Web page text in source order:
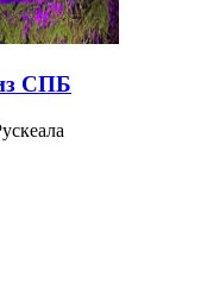
СПБ